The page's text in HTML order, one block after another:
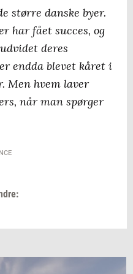
større danske byer.
har fået succes, og
deres
endda blevet kåret i
Men hvem laver
når man spørger